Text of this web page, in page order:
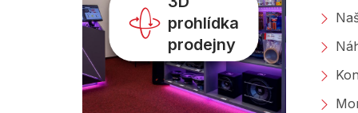
prohlídka
prodejny